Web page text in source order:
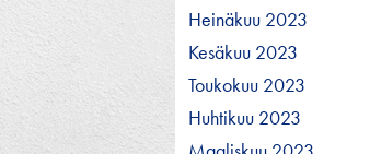
Heinäkuu 2023
Kesäkuu 2023
Toukokuu 2023
Huhtikuu 2023